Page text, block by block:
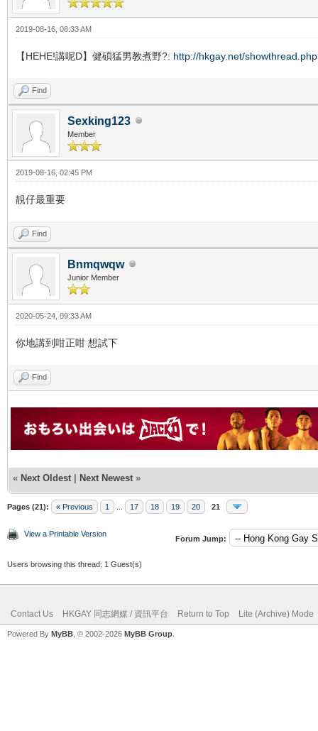
2019-08-16, 08:33 AM
【HEHE!講呢D】健碩猛男教煮野?: http://hkgay.net/
Find
Sexking123
Member
2019-08-16, 02:45 PM
靚仔最重要
Find
Bnmqwqw
Junior Member
2020-05-24, 09:33 AM
你地講到咁正咁 想試下
Find
« Next Oldest | Next Newest »
Pages (21): « Previous 1 17 18 19 20 21
View a Printable Version
Forum Jump:
Users browsing this thread: 1 Guest(s)
Contact Us HKGAY 同志網媒 / 資訊平台 Return to Top Lite (Archive) Mode
Powered By MyBB , © 2002-2026 MyBB Group